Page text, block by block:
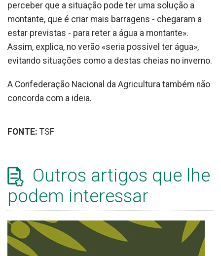
perceber que a situação pode ter uma solução a
montante, que é criar mais barragens - chegaram a
estar previstas - para reter a água a montante».
Assim, explica, no verão «seria possível ter água»,
evitando situações como a destas cheias no inverno.
A Confederação Nacional da Agricultura também não
concorda com a ideia.
FONTE: TSF
Outros artigos que lhe
podem interessar